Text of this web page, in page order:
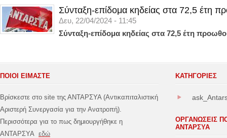
Σύνταξη-επίδομα κηδείας στα 72,5 έτη
Δευ, 22/04/2024 - 11:45
Σύνταξη-επίδομα κηδείας στα 72,5 έτη
ΠΟΙΟΙ ΕΙΜΑΣΤΕ
Βρίσκεστε στο site της ΑΝΤΑΡΣΥΑ (Αντικαπιταλιστική
Αριστερή Συνεργασία για την Ανατροπή).
Περισσότερα για το πως δημιουργήθηκε η
ΑΝΤΑΡΣΥΑ εδώ
ΚΑΤΗΓΟΡΊΕΣ
ΟΡΓΑΝΩΣΕΙΣ
ΑΝΤΑΡΣΥΑ